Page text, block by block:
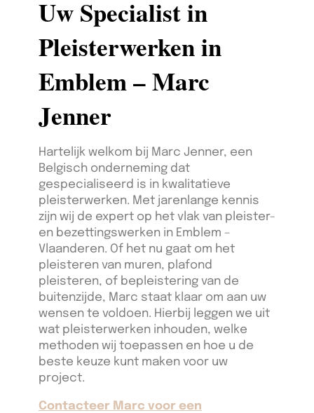
Uw Specialist in
Pleisterwerken in
Emblem – Marc
Jenner
Hartelijk welkom bij Marc Jenner, een
Belgisch onderneming dat
gespecialiseerd is in kwalitatieve
pleisterwerken. Met jarenlange kennis
zijn wij de expert op het vlak van pleister-
en bezettingswerken in Emblem –
Vlaanderen. Of het nu gaat om het
pleisteren van muren, plafond
pleisteren, of bepleistering van de
buitenzijde, Marc staat klaar om aan uw
wensen te voldoen. Hierbij leggen we uit
wat pleisterwerken inhouden, welke
methoden wij toepassen en hoe u de
beste keuze kunt maken voor uw
project.
Contacteer Marc voor een